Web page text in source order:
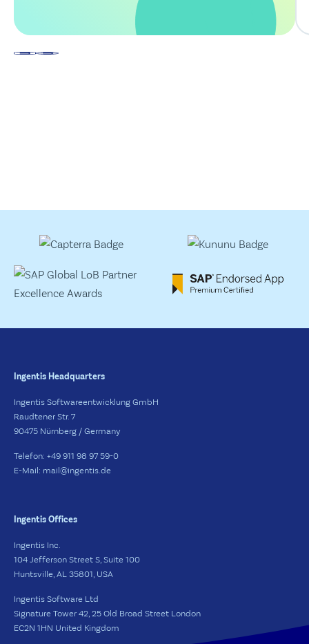
Ingentis Headquarters
Ingentis Softwareentwicklung GmbH
Raudtener Str. 7
90475 Nürnberg / Germany
Telefon: +49 911 98 97 59-0
E-Mail: mail@ingentis.de
Ingentis Offices
Ingentis Inc.
104 Jefferson Street S, Suite 100
Huntsville, AL 35801, USA
Ingentis Software Ltd
Signature Tower 42, 25 Old Broad Street London
EC2N 1HN United Kingdom